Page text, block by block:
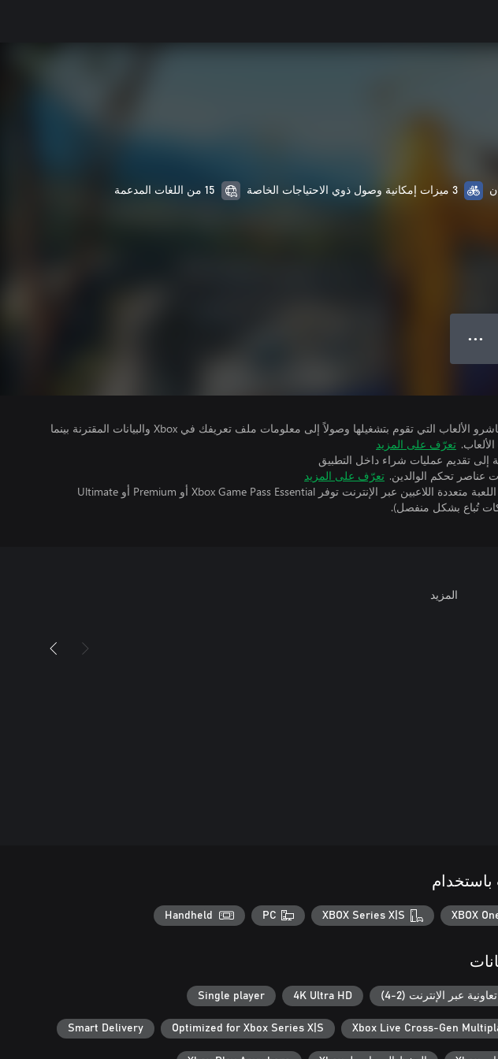
3 ميزات إمكانية وصول ذوي الاحتياجات الخاصة 15 من اللغات المدعمة
● ● ●
يتلقى ناشرو الألعاب التي تقوم بتشغيلها وصولاً إلى معلومات ملف تعريفك في Xbox والبيانات المقترنة بينما
تعرّف على المزيد
إلى تقديم عمليات شراء داخل التطبيق
عناصر تحكم الوالدين. تعرّف على المزيد
تتطلب اللعبة متعددة اللاعبين عبر الإنترنت توفر Xbox Game Pass Essential أو Premium أو Ultimate
تُباع بشكل منفصل).
المزيد
باستخدام
XBOX
XBOX Series X|S
PC
Handheld
عبر الإنترنت (2-4) 4K Ultra HD
Single player
Xbox Live Cross-Gen
Optimized for Xbox Series X|S
Smart Delivery